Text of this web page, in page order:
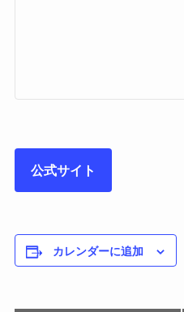
公式サイト
カレンダーに追加